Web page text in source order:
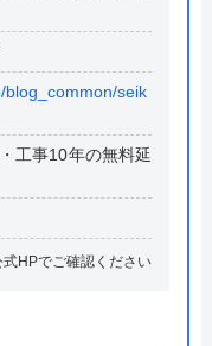
blog_common/seik
工事10年の無料延
式HPでご確認ください